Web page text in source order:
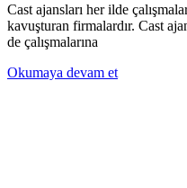
Cast ajansları her ilde
kavuşturan firmalardır. Cast
de çalışmalarına
Okumaya devam et